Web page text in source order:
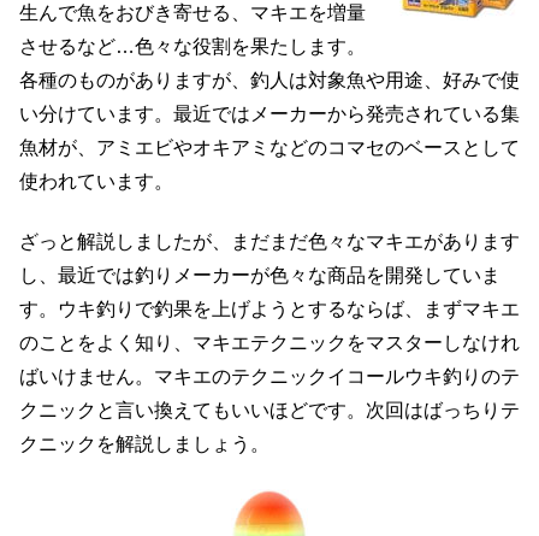
生んで魚をおびき寄せる、マキエを増量
させるなど…色々な役割を果たします。
各種のものがありますが、釣人は対象魚や用途、好みで使
い分けています。最近ではメーカーから発売されている集
魚材が、アミエビやオキアミなどのコマセのベースとして
使われています。
ざっと解説しましたが、まだまだ色々なマキエがあります
し、最近では釣りメーカーが色々な商品を開発していま
す。ウキ釣りで釣果を上げようとするならば、まずマキエ
のことをよく知り、マキエテクニックをマスターしなけれ
ばいけません。マキエのテクニックイコールウキ釣りのテ
クニックと言い換えてもいいほどです。次回はばっちりテ
クニックを解説しましょう。